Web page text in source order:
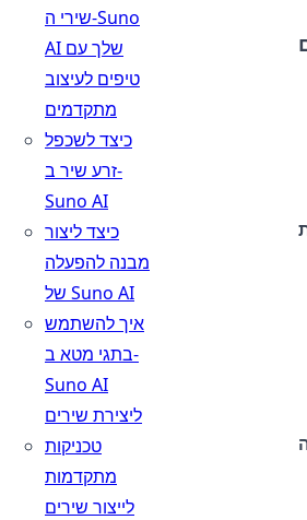
שירי ה-Suno
AI שלך עם
טיפים לעיצוב
מתקדמים
כיצד לשכפל
זרע שיר ב-
Suno AI
כיצד ליצור
מבנה להפעלה
של Suno AI
איך להשתמש
בתגי מטא ב-
Suno AI
ליצירת שירים
טכניקות
מתקדמות
לייצור שירים